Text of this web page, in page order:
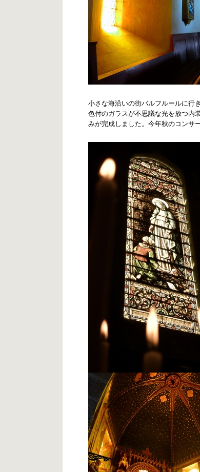
小さな海沿いの街バルフルールに行
色付のガラスが不思議な光を放つ内
みが完成しました。今年秋のコンサ